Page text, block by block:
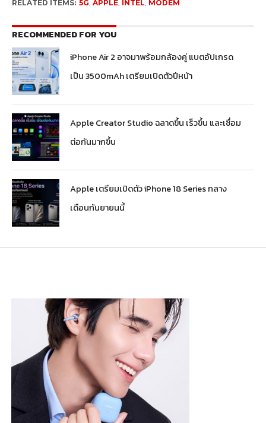
RELATED ITEMS: 5G APPLE, INTEL MODEM
RECOMMENDED FOR YOU
iPhone Air 2 อาจมาพร้อมกล้องคู่ แบตอัปเกรด
เป็น 3500mAh เตรียมเปิดตัวปีหน้า
Apple Creator Studio ฉลาดขึ้น เร็วขึ้น และเชื่อม
ต่อกันมากขึ้น
Apple เตรียมเปิดตัว iPhone 18 Series กลาง
เดือนกันยายนนี้